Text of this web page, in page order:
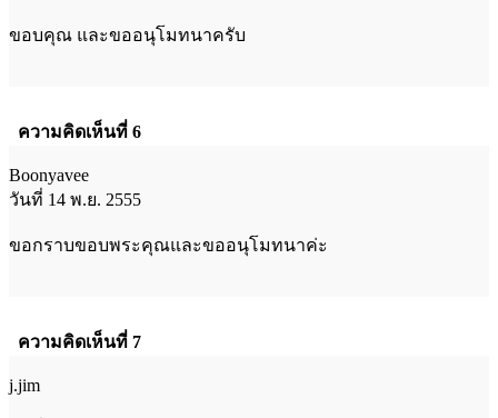
ขอบคุณ และขออนุโมทนาครับ
ความคิดเห็นที่ 6
Boonyavee
วันที่ 14 พ.ย. 2555
ขอกราบขอบพระคุณและขออนุโมทนาค่ะ
ความคิดเห็นที่ 7
j.jim